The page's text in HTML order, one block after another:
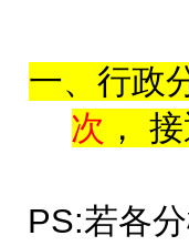
一、行政
次 ，
PS:若各